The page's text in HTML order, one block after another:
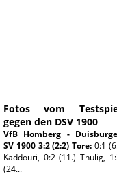
Fotos vom
gegen den DSV 1900
VfB Homberg -
SV 1900 3:2 (2:2) Tore: 0:1
Kaddouri, 0:2 (11.) Thülig,
(24...